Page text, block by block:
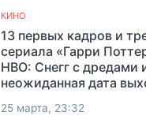
КИНО
13 первых кадров и
сериала «Гарри
HBO: Снегг с дредами
неожиданная дата
25 марта, 23:32